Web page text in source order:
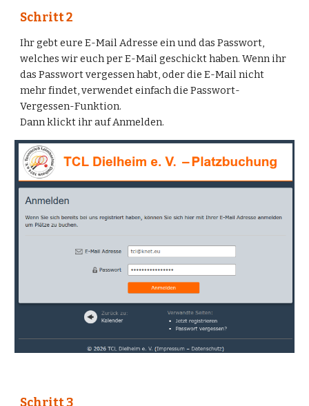
Schritt2
Ihr gebt eure E-Mail Adresse ein und das Passwort,
welches wir euch per E-Mail geschickt haben. Wenn ihr
das Passwort vergessen habt, oder die E-Mail nicht
mehr findet, verwendet einfach die Passwort-
Vergessen-Funktion.
Dann klickt ihr auf Anmelden.
Schritt3